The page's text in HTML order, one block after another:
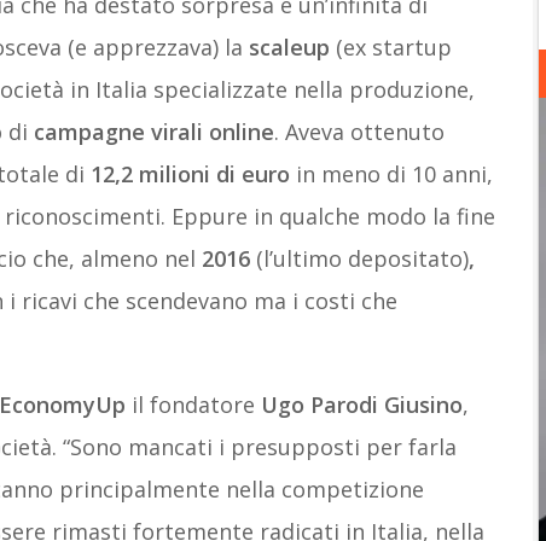
(e apprezzava) la scaleup (ex startup
in Italia specializzate nella produzione,
di campagne virali online. Aveva ottenuto
di 12,2 milioni di euro in meno di 10 anni,
Eppure in qualche modo la fine
che, almeno nel 2016 (l’ultimo depositato),
i ricavi che scendevano ma i costi che
EconomyUp il fondatore Ugo Parodi Giusino,
“Sono mancati i presupposti per farla
principalmente nella competizione
rimasti fortemente radicati in Italia, nella